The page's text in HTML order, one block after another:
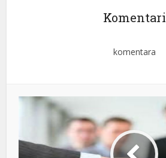
Komentari
komentara